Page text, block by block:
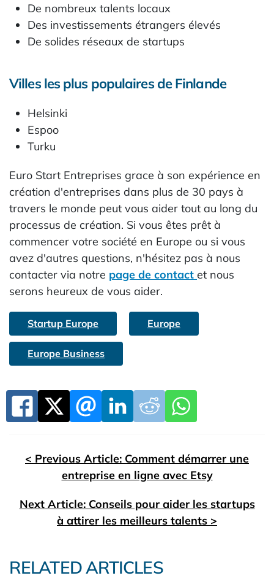
De nombreux talents locaux
Des investissements étrangers élevés
De solides réseaux de startups
Villes les plus populaires de Finlande
Helsinki
Espoo
Turku
Euro Start Entreprises grace à son expérience en
création d'entreprises dans plus de 30 pays à
travers le monde peut vous aider tout au long du
processus de création. Si vous êtes prêt à
commencer votre société en Europe ou si vous
avez d'autres questions, n'hésitez pas à nous
contacter via notre page de contact et nous
serons heureux de vous aider.
Startup Europe Europe
Europe Business
< Previous Article: Comment démarrer une
entreprise en ligne avec Etsy
Next Article: Conseils pour aider les startups
à attirer les meilleurs talents >
RELATED ARTICLES